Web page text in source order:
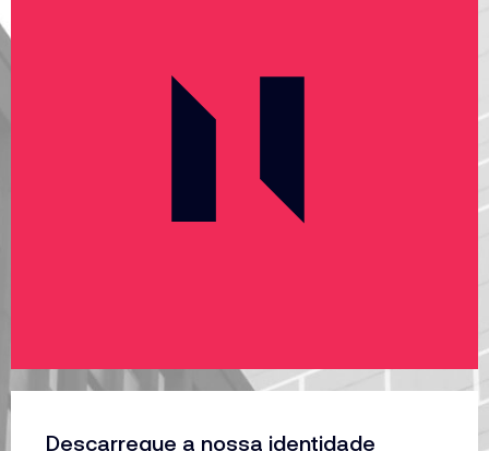
Descarregue a nossa identidade